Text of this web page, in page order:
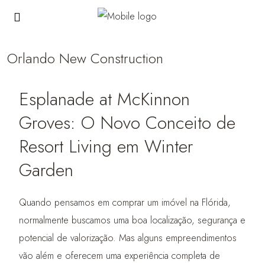
Orlando New Construction
Esplanade at McKinnon
Groves: O Novo Conceito de
Resort Living em Winter
Garden
Quando pensamos em comprar um imóvel na Flórida,
normalmente buscamos uma boa localização, segurança e
potencial de valorização. Mas alguns empreendimentos
vão além e oferecem uma experiência completa de